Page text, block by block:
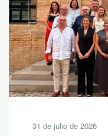
30 de julio de 2026